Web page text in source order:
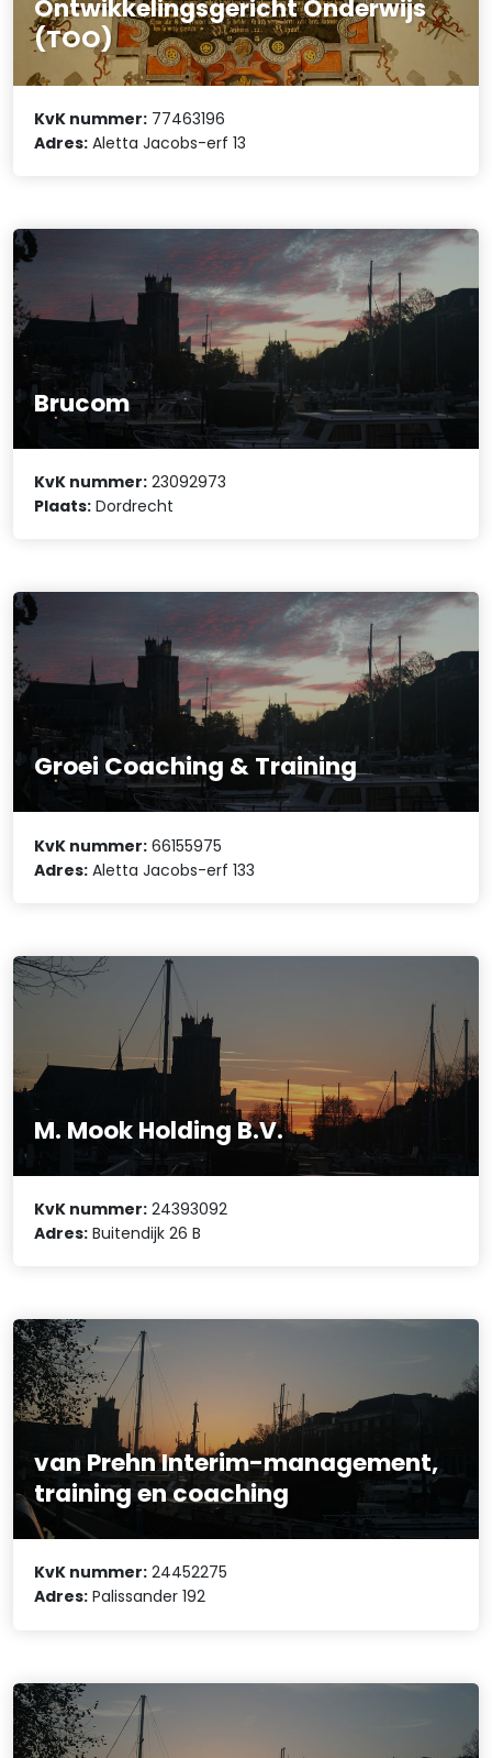
Ontwikkelingsgericht Onderwijs
(TOO)
KvK nummer: 77463196
Adres: Aletta Jacobs-erf 13
Brucom
KvK nummer: 23092973
Plaats: Dordrecht
Groei Coaching & Training
KvK nummer: 66155975
Adres: Aletta Jacobs-erf 133
M. Mook Holding B.V.
KvK nummer: 24393092
Adres: Buitendijk 26 B
van Prehn Interim-management,
training en coaching
KvK nummer: 24452275
Adres: Palissander 192